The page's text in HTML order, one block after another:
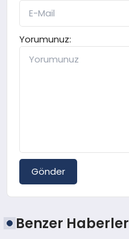
Yorumunuz:
Gönder
Benzer Haberler